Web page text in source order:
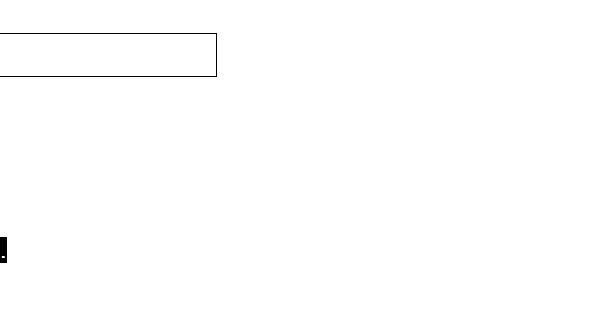
ما را در شبکه های اجتماعی دنبال کنید.